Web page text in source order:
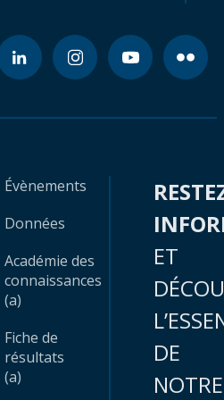
Évènements
Données
Académie des
connaissances
(a)
Fiche de
résultats
(a)
ET
DE
NOTRE